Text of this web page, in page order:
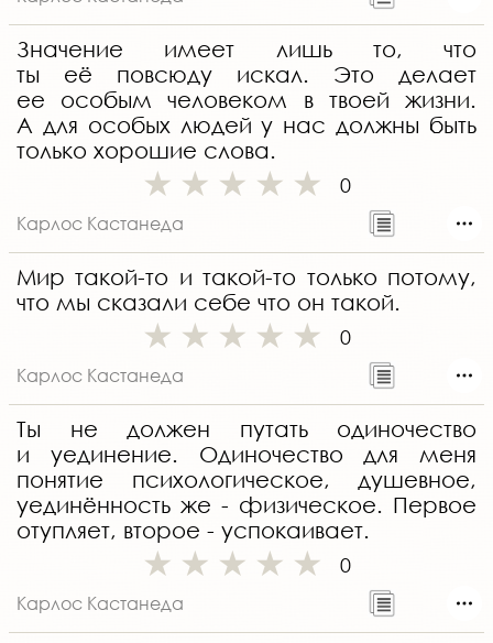
Значение имеет лишь то, что
ты её повсюду искал. Это делает
ее особым человеком в твоей жизни.
А для особых людей у нас должны быть
только хорошие слова.
0
Карлос Кастанеда
Мир такой-то и такой-то только потому,
что мы сказали себе что он такой.
0
Карлос Кастанеда
Ты не должен путать одиночество
и уединение. Одиночество для меня
понятие психологическое, душевное,
уединённость же - физическое. Первое
отупляет, второе - успокаивает.
0
Карлос Кастанеда